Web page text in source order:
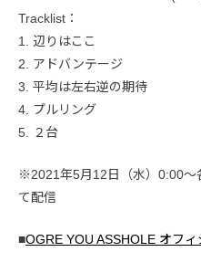
Tracklist：
1. 辺りはここ
2. アドバンテージ
3. 平均は左右逆の期待
4. プルリング
5. ２台
※2021年5月12日（水）0:00〜
て配信
■OGRE YOU ASSHOLE オフ